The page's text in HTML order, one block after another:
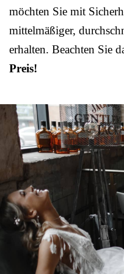
möchten Sie mit
mittelmäßiger,
erhalten. Beachten Sie
Preis!